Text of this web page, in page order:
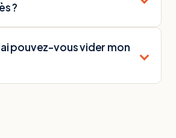
?
pouvez-vous vider mon